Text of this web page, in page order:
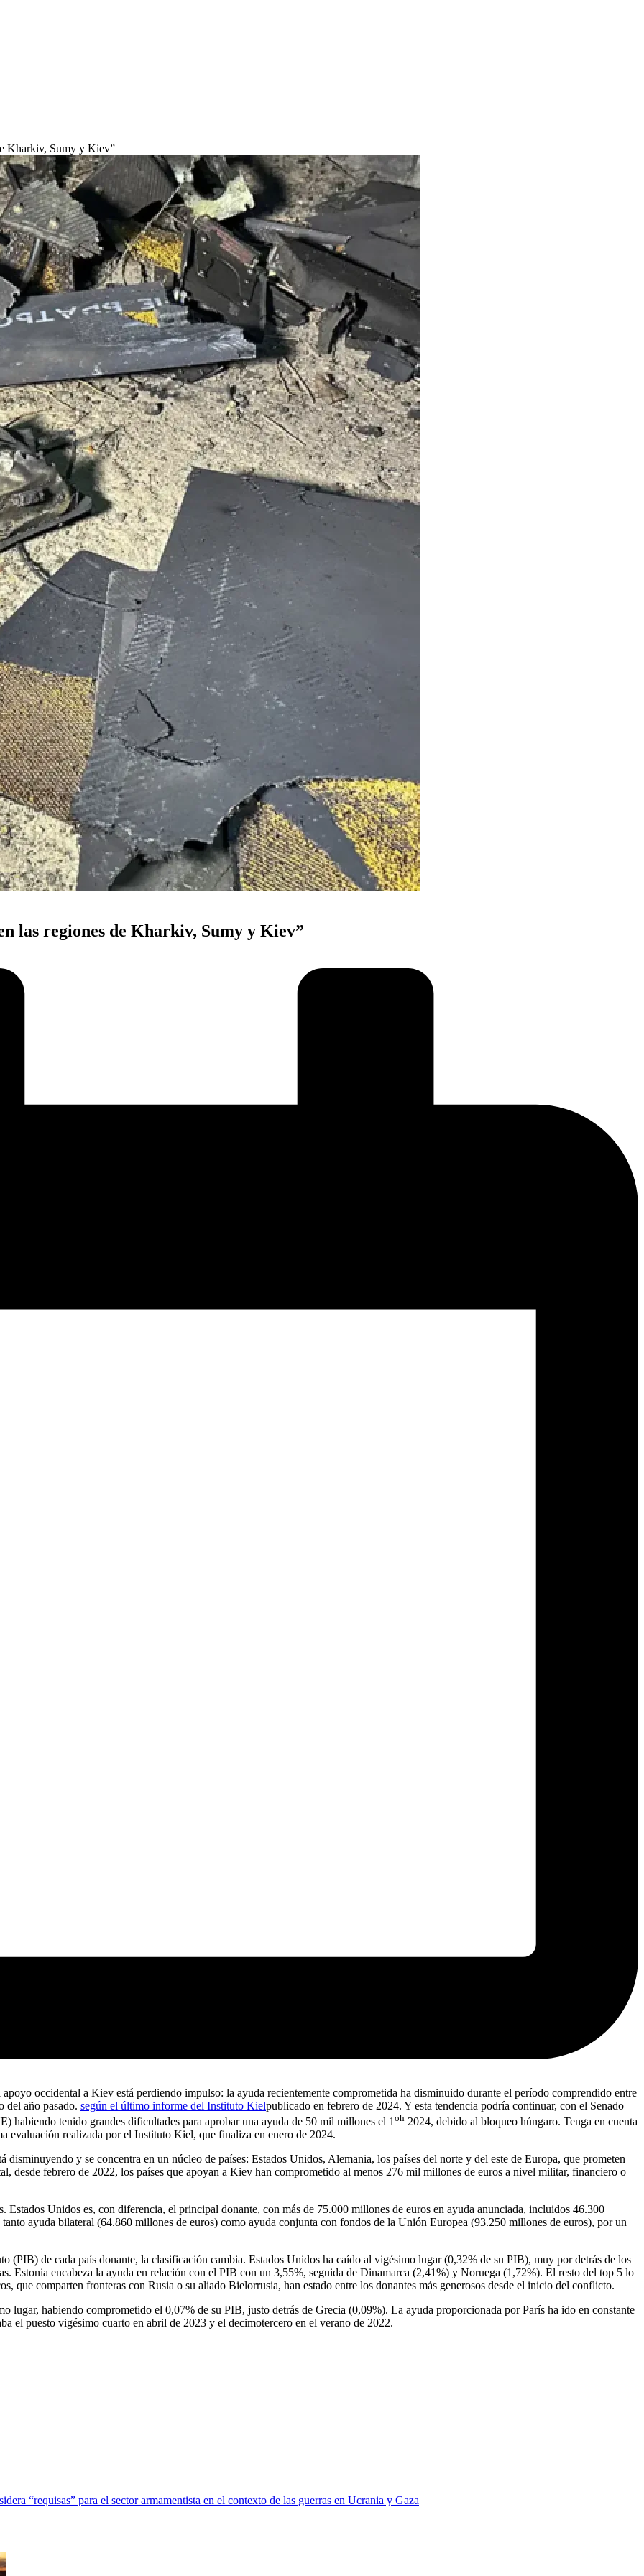
Kharkiv, Sumy y Kiev”
las regiones de Kharkiv, Sumy y Kiev”
occidental a Kiev está perdiendo impulso: la ayuda recientemente comprometida ha disminuido durante el período comprendido entre
del año pasado. según el último informe del Instituto Kielpublicado en febrero de 2024. Y esta tendencia podría continuar, con el Senado
habiendo tenido grandes dificultades para aprobar una ayuda de 50 mil millones el 1 oh 2024, debido al bloqueo húngaro. Tenga en cuenta
evaluación realizada por el Instituto Kiel, que finaliza en enero de 2024.
disminuyendo y se concentra en un núcleo de países: Estados Unidos, Alemania, los países del norte y del este de Europa, que prometen
desde febrero de 2022, los países que apoyan a Kiev han comprometido al menos 276 mil millones de euros a nivel militar, financiero o
Estados Unidos es, con diferencia, el principal donante, con más de 75.000 millones de euros en ayuda anunciada, incluidos 46.300
ayuda bilateral (64.860 millones de euros) como ayuda conjunta con fondos de la Unión Europea (93.250 millones de euros), por un
(PIB) de cada país donante, la clasificación cambia. Estados Unidos ha caído al vigésimo lugar (0,32% de su PIB), muy por detrás de los
Estonia encabeza la ayuda en relación con el PIB con un 3,55%, seguida de Dinamarca (2,41%) y Noruega (1,72%). El resto del top 5 lo
que comparten fronteras con Rusia o su aliado Bielorrusia, han estado entre los donantes más generosos desde el inicio del conflicto.
lugar, habiendo comprometido el 0,07% de su PIB, justo detrás de Grecia (0,09%). La ayuda proporcionada por París ha ido en constante
el puesto vigésimo cuarto en abril de 2023 y el decimotercero en el verano de 2022.
“requisas” para el sector armamentista en el contexto de las guerras en Ucrania y Gaza